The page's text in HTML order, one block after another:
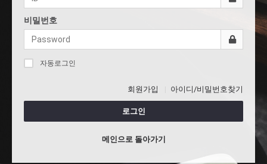
비밀번호
자동로그인
회원가입 아이디/비밀번호찾기
로그인
메인으로 돌아가기